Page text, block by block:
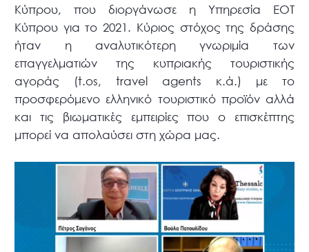
Κύπρου, που διοργάνωσε η Υπηρεσία ΕΟΤ
Κύπρου για το 2021. Κύριος στόχος της δράσης
ήταν η αναλυτικότερη γνωριμία των
επαγγελματιών της κυπριακής τουριστικής
αγοράς (t.os, travel agents κ.ά.) με το
προσφερόμενο ελληνικό τουριστικό προϊόν αλλά
και τις βιωματικές εμπειρίες που ο επισκέπτης
μπορεί να απολαύσει στη χώρα μας.